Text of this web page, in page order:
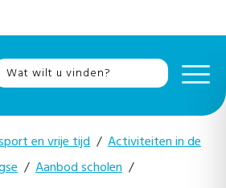
en vrije tijd / Activiteiten in de
/ Aanbod scholen /